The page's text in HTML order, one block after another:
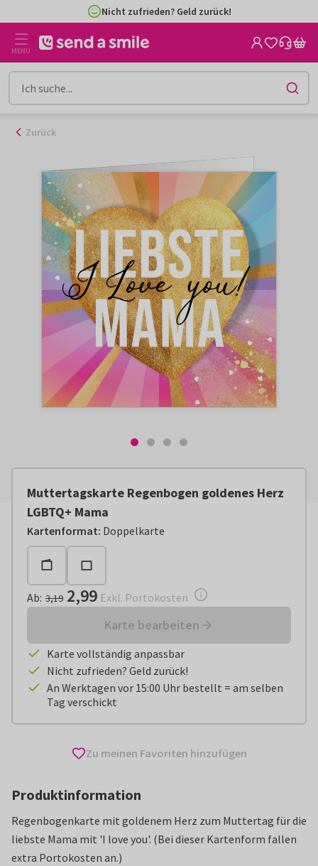
Inhalt
gehen
Nicht zufrieden? Geld zurück!
MENÜ
Zurück
Muttertagskarte Regenbogen goldenes Herz
LGBTQ+ Mama
Kartenformat: Doppelkarte
Ab:€ 2,99Exkl. Portokosten
Ab: 3,19 2,99 Exkl. Portokosten
Karte bearbeiten
Karte vollständig anpassbar
Nicht zufrieden? Geld zurück!
An Werktagen vor 15:00 Uhr bestellt = am selben
Tag verschickt
Zu meinen Favoriten hinzufügen
Produktinformation
Regenbogenkarte mit goldenem Herz zum Muttertag für die
liebste Mama mit 'I love you'. (Bei dieser Kartenform fallen
extra Portokosten an.)